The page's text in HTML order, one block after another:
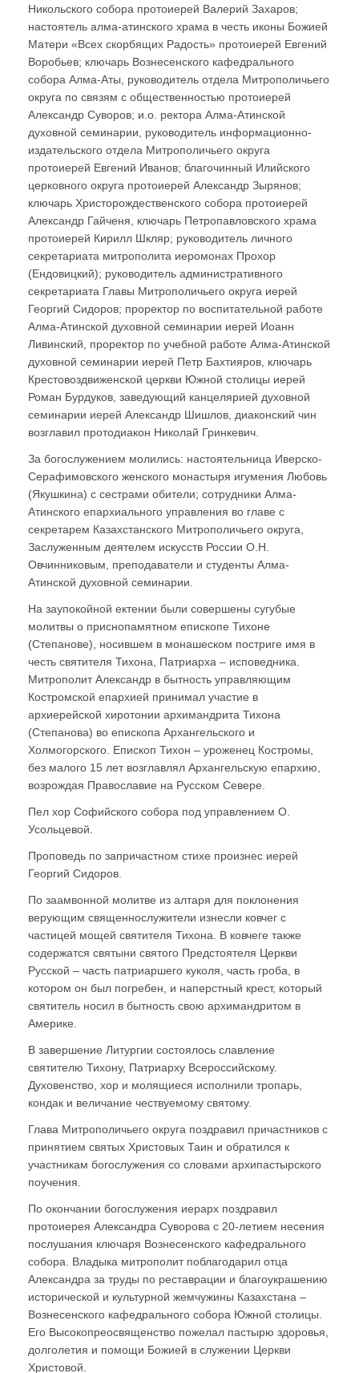
Никольского собора протоиерей Валерий Захаров;
настоятель алма-атинского храма в честь иконы Божией
Матери «Всех скорбящих Радость» протоиерей Евгений
Воробьев; ключарь Вознесенского кафедрального
собора Алма-Аты, руководитель отдела Митрополичьего
округа по связям с общественностью протоиерей
Александр Суворов; и.о. ректора Алма-Атинской
духовной семинарии, руководитель информационно-
издательского отдела Митрополичьего округа
протоиерей Евгений Иванов; благочинный Илийского
церковного округа протоиерей Александр Зырянов;
ключарь Христорождественского собора протоиерей
Александр Гайченя, ключарь Петропавловского храма
протоиерей Кирилл Шкляр; руководитель личного
секретариата митрополита иеромонах Прохор
(Ендовицкий); руководитель административного
секретариата Главы Митрополичьего округа иерей
Георгий Сидоров; проректор по воспитательной работе
Алма-Атинской духовной семинарии иерей Иоанн
Ливинский, проректор по учебной работе Алма-Атинской
духовной семинарии иерей Петр Бахтияров, ключарь
Крестовоздвиженской церкви Южной столицы иерей
Роман Бурдуков, заведующий канцелярией духовной
семинарии иерей Александр Шишлов, диаконский чин
возглавил протодиакон Николай Гринкевич.
За богослужением молились: настоятельница Иверско-
Серафимовского женского монастыря игумения Любовь
(Якушкина) с сестрами обители; сотрудники Алма-
Атинского епархиального управления во главе с
секретарем Казахстанского Митрополичьего округа,
Заслуженным деятелем искусств России О.Н.
Овчинниковым, преподаватели и студенты Алма-
Атинской духовной семинарии.
На заупокойной ектении были совершены сугубые
молитвы о приснопамятном епископе Тихоне
(Степанове), носившем в монашеском постриге имя в
честь святителя Тихона, Патриарха – исповедника.
Митрополит Александр в бытность управляющим
Костромской епархией принимал участие в
архиерейской хиротонии архимандрита Тихона
(Степанова) во епископа Архангельского и
Холмогорского. Епископ Тихон – уроженец Костромы,
без малого 15 лет возглавлял Архангельскую епархию,
возрождая Православие на Русском Севере.
Пел хор Софийского собора под управлением О.
Усольцевой.
Проповедь по запричастном стихе произнес иерей
Георгий Сидоров.
По заамвонной молитве из алтаря для поклонения
верующим священнослужители изнесли ковчег с
частицей мощей святителя Тихона. В ковчеге также
содержатся святыни святого Предстоятеля Церкви
Русской – часть патриаршего куколя, часть гроба, в
котором он был погребен, и наперстный крест, который
святитель носил в бытность свою архимандритом в
Америке.
В завершение Литургии состоялось славление
святителю Тихону, Патриарху Всероссийскому.
Духовенство, хор и молящиеся исполнили тропарь,
кондак и величание чествуемому святому.
Глава Митрополичьего округа поздравил причастников с
принятием святых Христовых Таин и обратился к
участникам богослужения со словами архипастырского
поучения.
По окончании богослужения иерарх поздравил
протоиерея Александра Суворова с 20-летием несения
послушания ключаря Вознесенского кафедрального
собора. Владыка митрополит поблагодарил отца
Александра за труды по реставрации и благоукрашению
исторической и культурной жемчужины Казахстана –
Вознесенского кафедрального собора Южной столицы.
Его Высокопреосвященство пожелал пастырю здоровья,
долголетия и помощи Божией в служении Церкви
Христовой.